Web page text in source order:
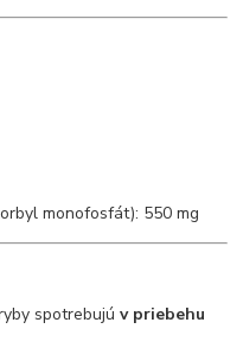
monofosfát): 550 mg
spotrebujúv priebehu